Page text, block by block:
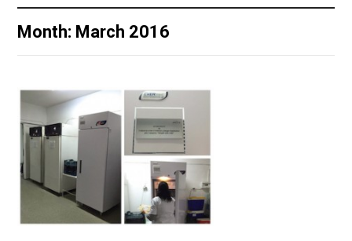
Month: March 2016